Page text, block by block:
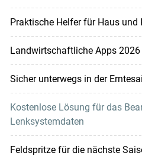
Praktische Helfer für Haus und
Landwirtschaftliche Apps
Sicher unterwegs in der
Kostenlose Lösung für das
Lenksystemdaten
Feldspritze für die nächste